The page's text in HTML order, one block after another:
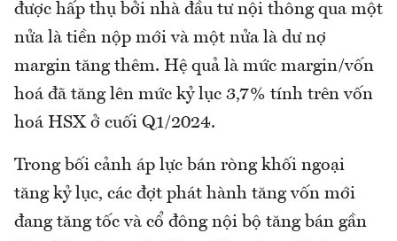
được hấp thụ bởi nhà đầu tư nội thông qua một
nửa là tiền nộp mới và một nửa là dư nợ
margin tăng thêm. Hệ quả là mức margin/vốn
hoá đã tăng lên mức kỷ lục 3,7% tính trên vốn
hoá HSX ở cuối Q1/2024.
Trong bối cảnh áp lực bán ròng khối ngoại
tăng kỷ lục, các đợt phát hành tăng vốn mới
đang tăng tốc và cổ đông nội bộ tăng bán gần